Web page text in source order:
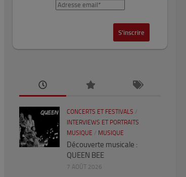
CONCERTS ET FESTIVALS /
INTERVIEWS ET PORTRAITS
MUSIQUE / MUSIQUE
Découverte musicale :
QUEEN BEE
7 AOÛT 2026